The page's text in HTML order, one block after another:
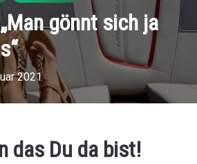
gönnt sich ja
2021
das Du da bist!